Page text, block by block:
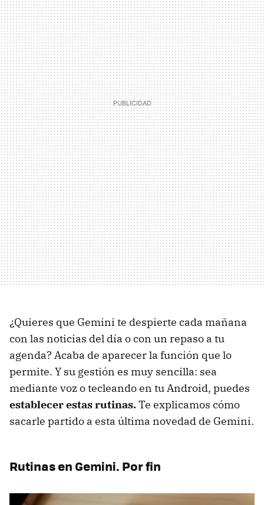
¿Quieres que Gemini te despierte cada mañana
con las noticias del día o con un repaso a tu
agenda? Acaba de aparecer la función que lo
permite. Y su gestión es muy sencilla: sea
mediante voz o tecleando en tu Android, puedes
establecer estas rutinas.Te explicamos cómo
sacarle partido a esta última novedad de Gemini.
Rutinas en Gemini. Por fin